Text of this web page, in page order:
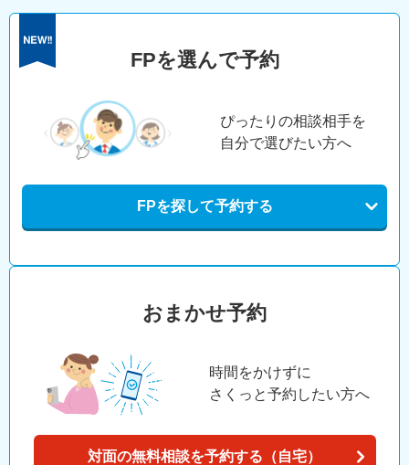
FPを選んで予約
ぴったりの相談相手を
自分で選びたい方へ
FPを探して予約する
おまかせ予約
時間をかけずに
さくっと予約したい方へ
対面の無料相談を予約する（自宅）